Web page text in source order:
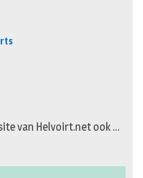
van Helvoirt.net ook …